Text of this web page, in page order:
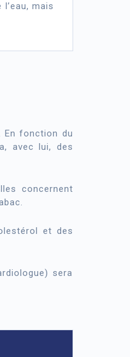
mais
En fonction du
avec lui, des
concernent
et des
sera